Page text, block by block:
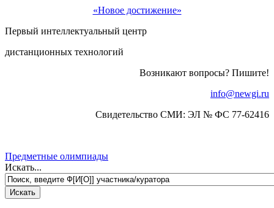
«Новое достижение»
Первый интеллектуальный центр
дистанционных технологий
Возникают вопросы? Пишите!
info@newgi.ru
Свидетельство СМИ: ЭЛ № ФС 77-62416
Предметные олимпиады
Искать...